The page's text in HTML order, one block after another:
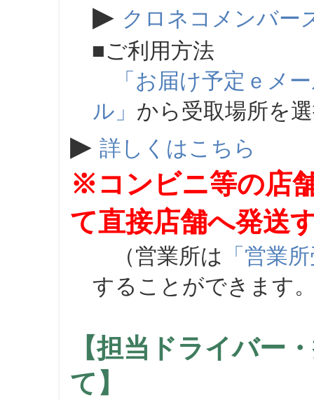
▶ クロネコメンバー
■ご利用方法
「お届け予定ｅメ
ル」 から受取場所を
▶ 詳しくはこちら
※コンビニ等の店
て直接店舗へ発送
（営業所は 「営業
することができます
【担当ドライバー
て】